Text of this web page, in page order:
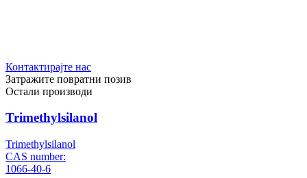
Контактирајте нас
Затражите повратни позив
Остали производи
Trimethylsilanol
Trimethylsilanol
CAS number:
1066-40-6